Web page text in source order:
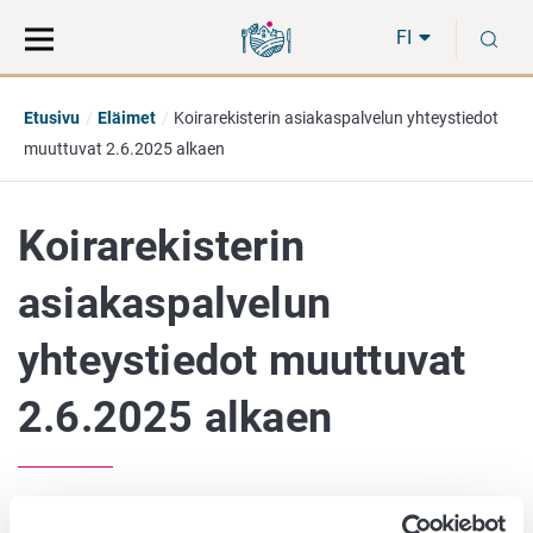
suoraan
sisältöön
koko
sivuston
FI
Etusivu Eläimet
Koirarekisterin asiakaspalvelun yhteystiedot
muuttuvat 2.6.2025 alkaen
Koirarekisterin
asiakaspalvelun
yhteystiedot muuttuvat
2.6.2025 alkaen